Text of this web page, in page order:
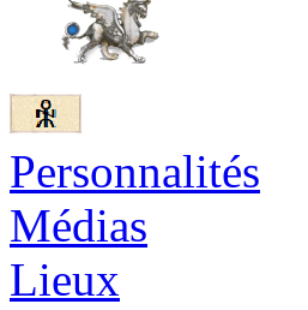
Personnalités
Médias
Lieux